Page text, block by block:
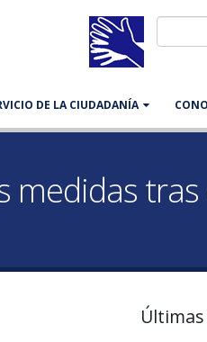
DE LA CIUDADANÍA
medidas